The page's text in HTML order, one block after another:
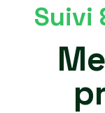
Suivi